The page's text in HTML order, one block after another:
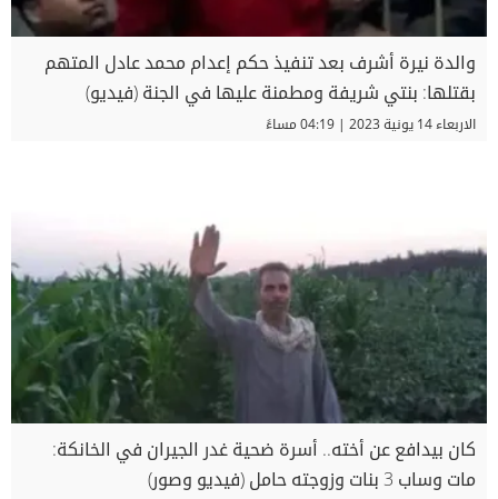
والدة نيرة أشرف بعد تنفيذ حكم إعدام محمد عادل المتهم
بقتلها: بنتي شريفة ومطمنة عليها في الجنة (فيديو)
الاربعاء 14 يونية 2023 | 04:19 مساءً
كان بيدافع عن أخته.. أسرة ضحية غدر الجيران في الخانكة:
مات وساب 3 بنات وزوجته حامل (فيديو وصور)